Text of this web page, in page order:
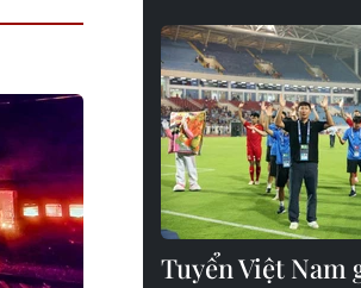
Tuyển Việt Nam